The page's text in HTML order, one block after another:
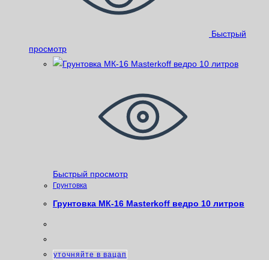
Быстрый
просмотр
Быстрый просмотр
Грунтовка
Грунтовка МК-16 Masterkoff ведро 10 литров
уточняйте в вацап